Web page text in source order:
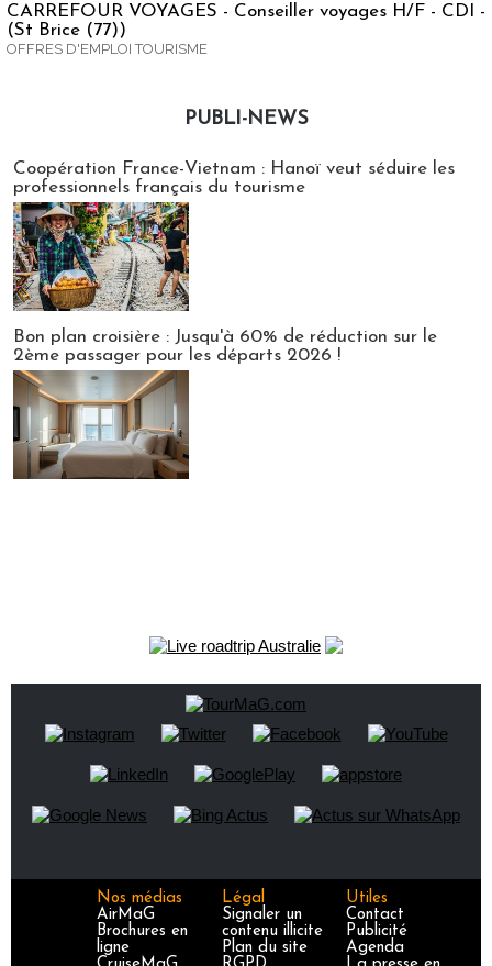
CARREFOUR VOYAGES - Conseiller voyages H/F - CDI -
(St Brice (77))
OFFRES D'EMPLOI TOURISME
PUBLI-NEWS
Coopération France-Vietnam : Hanoï veut séduire les
professionnels français du tourisme
Bon plan croisière : Jusqu'à 60% de réduction sur le
2ème passager pour les départs 2026 !
Nos médias
AirMaG
Brochures en
ligne
Légal
Signaler un
contenu illicite
Plan du site
Utiles
Contact
Publicité
Agenda